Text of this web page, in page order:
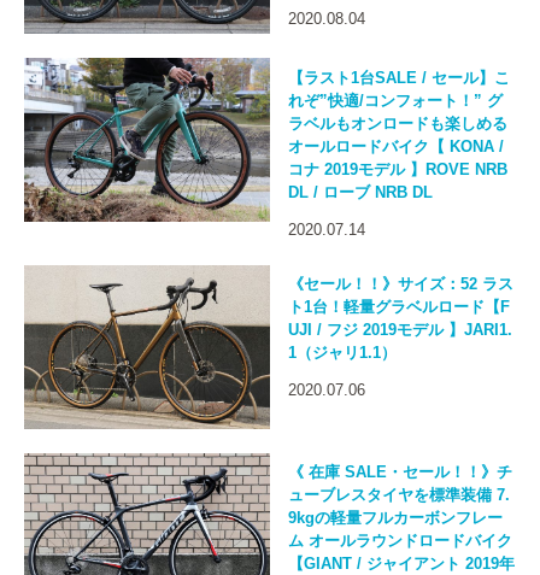
2020.08.04
【ラスト1台SALE / セール】こ
れぞ”快適/コンフォート！” グ
ラベルもオンロードも楽しめる
オールロードバイク【 KONA /
コナ 2019モデル 】ROVE NRB
DL / ローブ NRB DL
2020.07.14
《セール！！》サイズ：52 ラス
ト1台！軽量グラベルロード【F
UJI / フジ 2019モデル 】JARI1.
1（ジャリ1.1）
2020.07.06
《 在庫 SALE・セール！！》チ
ューブレスタイヤを標準装備 7.
9kgの軽量フルカーボンフレー
ム オールラウンドロードバイク
【GIANT / ジャイアント 2019年